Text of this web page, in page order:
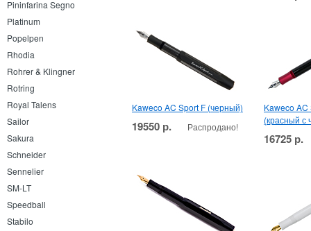
Pininfarina Segno
Platinum
Popelpen
Rhodia
Rohrer & Klingner
Rotring
Royal Talens
Sailor
Sakura
Schneider
Sennelier
SM-LT
Speedball
Stabilo
Kaweco AC Sport F (черный)
19550 р. Распродано!
Kaweco AC
(красный с
16725 р.